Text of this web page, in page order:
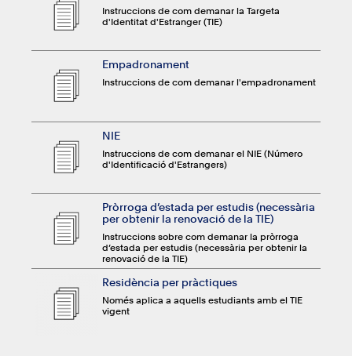
Instruccions de com demanar la Targeta
d'Identitat d'Estranger (TIE)
Empadronament
Instruccions de com demanar l'empadronament
NIE
Instruccions de com demanar el NIE (Número
d'Identificació d'Estrangers)
Pròrroga d’estada per estudis (necessària
per obtenir la renovació de la TIE)
Instruccions sobre com demanar la pròrroga
d’estada per estudis (necessària per obtenir la
renovació de la TIE)
Residència per pràctiques
Només aplica a aquells estudiants amb el TIE
vigent